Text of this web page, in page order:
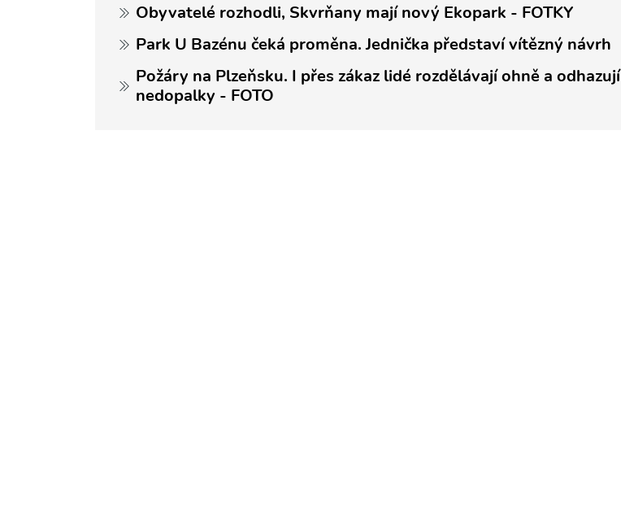
Obyvatelé rozhodli, Skvrňany mají nový Ekopark - FOTKY
Park U Bazénu čeká proměna. Jednička představí vítězný návrh
Požáry na Plzeňsku. I přes zákaz lidé rozdělávají ohně a odhazují
nedopalky - FOTO